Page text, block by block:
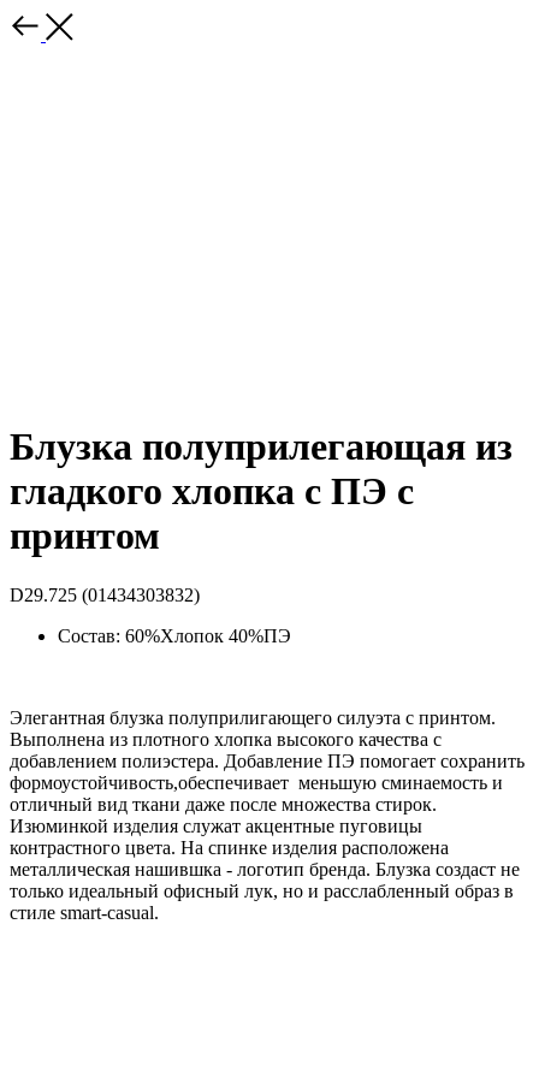
Блузка полуприлегающая из
гладкого хлопка с ПЭ с
принтом
D29.725 (01434303832)
Состав: 60%Хлопок 40%ПЭ
Элегантная блузка полуприлигающего силуэта с принтом.
Выполнена из плотного хлопка высокого качества с
добавлением полиэстера. Добавление ПЭ помогает сохранить
формоустойчивость,обеспечивает меньшую сминаемость и
отличный вид ткани даже после множества стирок.
Изюминкой изделия служат акцентные пуговицы
контрастного цвета. На спинке изделия расположена
металлическая нашившка - логотип бренда. Блузка создаст не
только идеальный офисный лук, но и расслабленный образ в
стиле smart-casual.